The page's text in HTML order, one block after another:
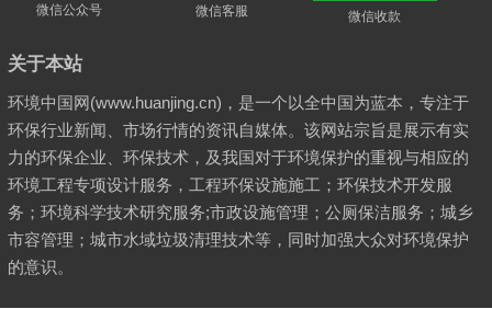
微信公众号 微信客服 微信收款
关于本站
环境中国网(www.huanjing.cn)，是一个以全中国为蓝本，专注于
环保行业新闻、市场行情的资讯自媒体。该网站宗旨是展示有实
力的环保企业、环保技术，及我国对于环境保护的重视与相应的
环境工程专项设计服务，工程环保设施施工；环保技术开发服
务；环境科学技术研究服务;市政设施管理；公厕保洁服务；城乡
市容管理；城市水域垃圾清理技术等，同时加强大众对环境保护
的意识。